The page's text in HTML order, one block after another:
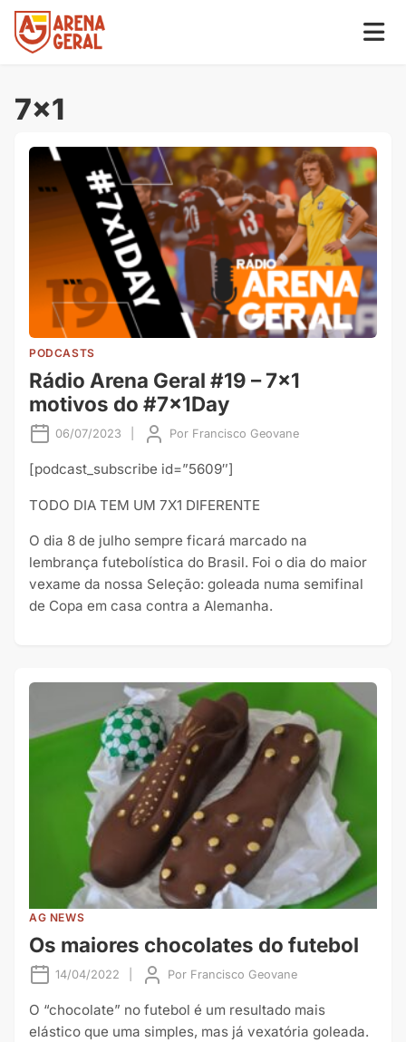
7×1
PODCASTS
Rádio Arena Geral #19 – 7×1
motivos do #7x1Day
06/07/2023 Por Francisco Geovane
[podcast_subscribe id=”5609″]
TODO DIA TEM UM 7X1 DIFERENTE
O dia 8 de julho sempre ficará marcado na
lembrança futebolística do Brasil. Foi o dia do maior
vexame da nossa Seleção: goleada numa semifinal
de Copa em casa contra a Alemanha.
AG NEWS
Os maiores chocolates do futebol
14/04/2022 Por Francisco Geovane
O “chocolate” no futebol é um resultado mais
elástico que uma simples, mas já vexatória goleada.